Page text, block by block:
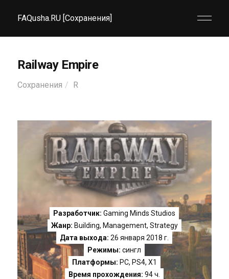
FAQusha.RU [Сохранения]
Railway Empire
Сохранения R
Разработчик: Gaming Minds Studios
Жанр: Building, Management, Strategy
Дата выхода: 26 января 2018 г.
Режимы: сингл
Платформы: PC, PS4, X1
Время прохождения: 94 ч.